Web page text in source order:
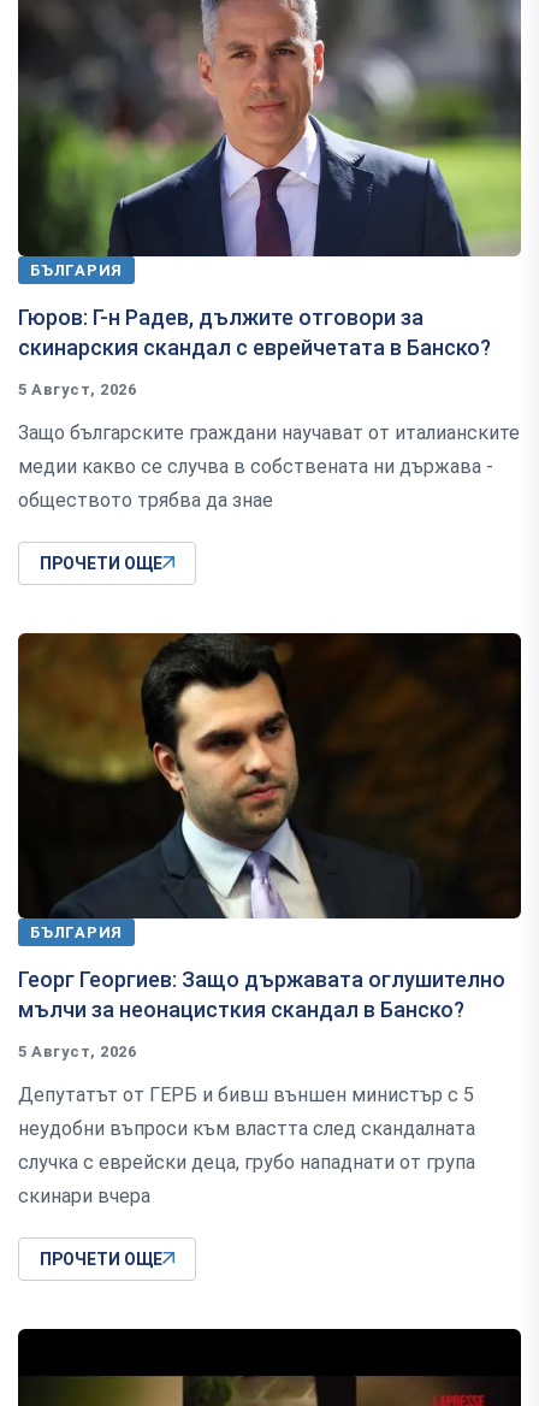
БЪЛГАРИЯ
Гюров: Г-н Радев, дължите отговори за
скинарския скандал с еврейчетата в Банско?
5 Август, 2026
Защо българските граждани научават от италианските
медии какво се случва в собствената ни държава -
обществото трябва да знае
ПРОЧЕТИ ОЩЕ
БЪЛГАРИЯ
Георг Георгиев: Защо държавата оглушително
мълчи за неонацисткия скандал в Банско?
5 Август, 2026
Депутатът от ГЕРБ и бивш външен министър с 5
неудобни въпроси към властта след скандалната
случка с еврейски деца, грубо нападнати от група
скинари вчера
ПРОЧЕТИ ОЩЕ